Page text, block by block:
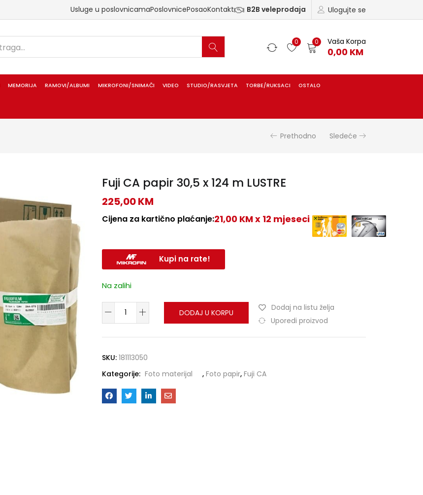
Ulogujte se
Usluge u poslovnicamaPoslovnicePosaoKontakt B2B veleprodaja
0 0 Vaša Korpa
0,00 KM
MEMORIJA RAMOVI/ALBUMI MIKROFONI/SNIMAČI VIDEO STUDIO/RASVJETA TORBE/RUKSACI OSTALO
Prethodno Sledeće
Fuji CA papir 30,5 x 124 m LUSTRE
225,00KM
Cijena za kartično plaćanje:21,00 KM x 12 mjeseci
Kupi na rate!
Na zalihi
DODAJ U KORPU
Dodaj na listu želja
Uporedi proizvod
SKU: 181113050
Kategorije: Foto materijal , Foto papir, Fuji CA